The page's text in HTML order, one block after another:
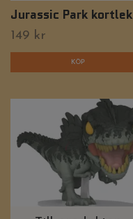
Jurassic Park kortlek
149 kr